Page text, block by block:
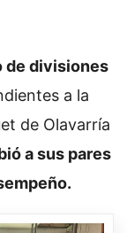
de divisiones
a la
de Olavarría
a sus pares